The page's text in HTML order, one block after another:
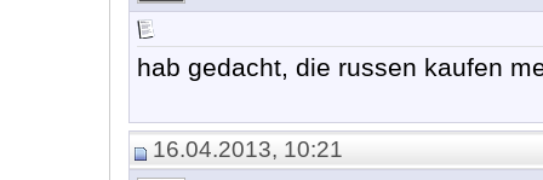
hab gedacht, die russen kaufen
16.04.2013, 10:21